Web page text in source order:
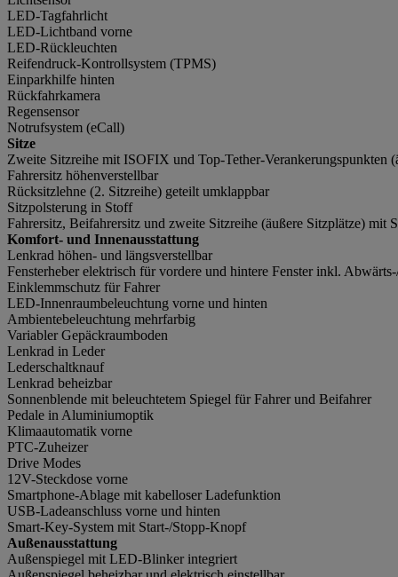
LED-Tagfahrlicht
LED-Lichtband vorne
LED-Rückleuchten
Reifendruck-Kontrollsystem (TPMS)
Einparkhilfe hinten
Rückfahrkamera
Regensensor
Notrufsystem (eCall)
Sitze
Zweite Sitzreihe mit ISOFIX und Top-Tether-Verankerungspunkten
Fahrersitz höhenverstellbar
Rücksitzlehne (2. Sitzreihe) geteilt umklappbar
Sitzpolsterung in Stoff
Fahrersitz, Beifahrersitz und zweite Sitzreihe (äußere Sitzplätze) mit
Komfort- und Innenausstattung
Lenkrad höhen- und längsverstellbar
Fensterheber elektrisch für vordere und hintere Fenster inkl.
Einklemmschutz für Fahrer
LED-Innenraumbeleuchtung vorne und hinten
Ambientebeleuchtung mehrfarbig
Variabler Gepäckraumboden
Lenkrad in Leder
Lederschaltknauf
Lenkrad beheizbar
Sonnenblende mit beleuchtetem Spiegel für Fahrer und Beifahrer
Pedale in Aluminiumoptik
Klimaautomatik vorne
PTC-Zuheizer
Drive Modes
12V-Steckdose vorne
Smartphone-Ablage mit kabelloser Ladefunktion
USB-Ladeanschluss vorne und hinten
Smart-Key-System mit Start-/Stopp-Knopf
Außenausstattung
Außenspiegel mit LED-Blinker integriert